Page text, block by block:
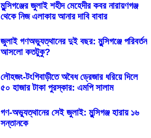
মুন্সিগঞ্জের জুলাই শহীদ মেহেদীর কবর নারায়ণগঞ্জ
থেকে নিজ এলাকায় আনার দাবি বাবার
জুলাই গণঅভ্যুত্থানের দুই বছর: মুন্সিগঞ্জে পরিবর্তন
আসলো কতটুকু?
লৌহজং-টংগিবাড়ীতে অবৈধ ড্রেজার ধরিয়ে দিলে
৫০ হাজার টাকা পুরস্কার: এমপি সালাম
গণ-অভ্যুত্থানের সেই জুলাই: মুন্সিগঞ্জ হারায় ১৬
সন্তানকে